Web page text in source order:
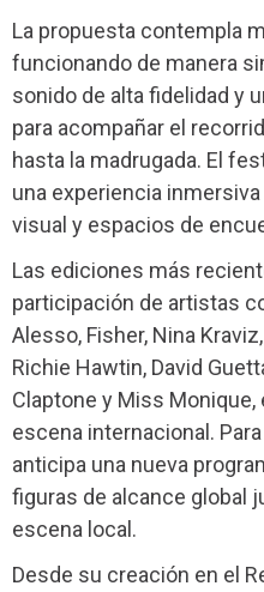
La propuesta contempla
funcionando de manera
sonido de alta fidelidad y
para acompañar el
hasta la madrugada. El
una experiencia
visual y espacios de
Las ediciones más
participación de artistas
Alesso, Fisher, Nina
Richie Hawtin, David
Claptone y Miss
escena internacional.
anticipa una nueva
figuras de alcance global
escena local.
Desde su creación en el